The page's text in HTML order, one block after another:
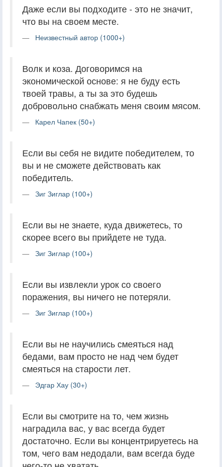
Даже если вы подходите - это не значит,
что вы на своем месте.
Неизвестный автор (1000+)
Волк и коза. Договоримся на
экономической основе: я не буду есть
твоей травы, а ты за это будешь
добровольно снабжать меня своим мясом.
Карел Чапек (50+)
Если вы себя не видите победителем, то
вы и не сможете действовать как
победитель.
Зиг Зиглар (100+)
Если вы не знаете, куда движетесь, то
скорее всего вы прийдете не туда.
Зиг Зиглар (100+)
Если вы извлекли урок со своего
поражения, вы ничего не потеряли.
Зиг Зиглар (100+)
Если вы не научились смеяться над
бедами, вам просто не над чем будет
смеяться на старости лет.
Эдгар Хау (30+)
Если вы смотрите на то, чем жизнь
наградила вас, у вас всегда будет
достаточно. Если вы концентрируетесь на
том, чего вам недодали, вам всегда буде